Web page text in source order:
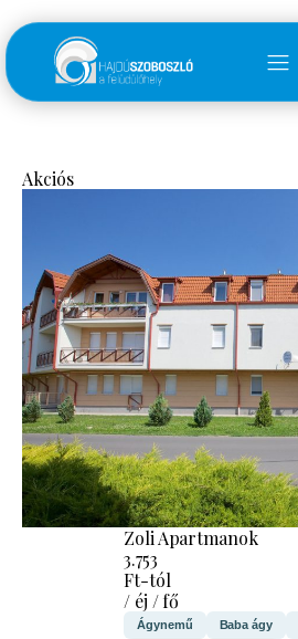
Akciós
Zoli Apartmanok
3.753
Ft-tól
/ éj / fő
Ágynemű Baba ágy